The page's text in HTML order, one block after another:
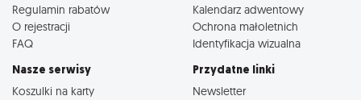
Regulamin rabatów
O rejestracji
FAQ
Kalendarz adwentowy
Ochrona małoletnich
Identyfikacja wizualna
Nasze serwisy
Koszulki na karty
Przydatne linki
Newsletter